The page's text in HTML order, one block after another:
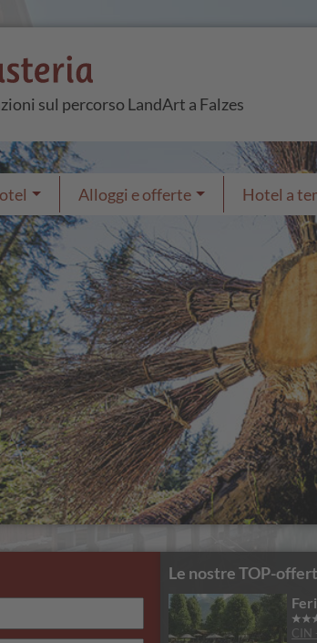
sul percorso LandArt a Falzes
Le nostre TOP-
CIN
Alloggi e offerte Hotel a